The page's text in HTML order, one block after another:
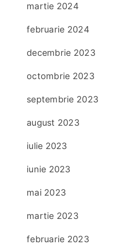
martie 2024
februarie 2024
decembrie 2023
octombrie 2023
septembrie 2023
august 2023
iulie 2023
iunie 2023
mai 2023
martie 2023
februarie 2023